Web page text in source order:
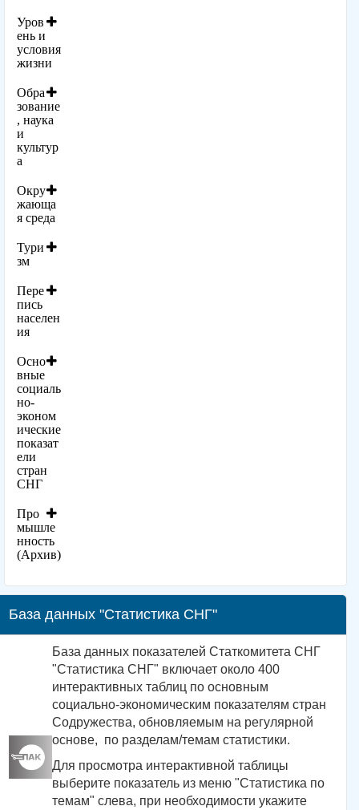
Уров
ень и
условия
жизни
Обра
зование
, наука
и
культур
а
Окру
жающа
я среда
Тури
зм
Пере
пись
населен
ия
Осно
вные
социаль
но-
эконом
ические
показат
ели
стран
СНГ
Про
мышле
нность
(Архив)
База данных "Статистика СНГ"
База данных показателей Статкомитета СНГ
"Статистика СНГ" включает около 400
интерактивных таблиц по основным
социально-экономическим показателям стран
Содружества, обновляемым на регулярной
основе, по разделам/темам статистики.
Для просмотра интерактивной таблицы
выберите показатель из меню "Статистика по
темам" слева, при необходимости укажите